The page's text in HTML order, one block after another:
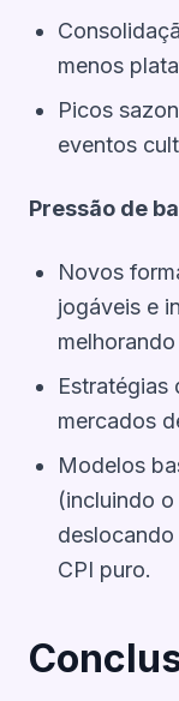
menos
Picos
eventos
Pressão de
Novos
jogáveis e
Estratégias
mercados
Modelos
(incluindo
CPI puro.